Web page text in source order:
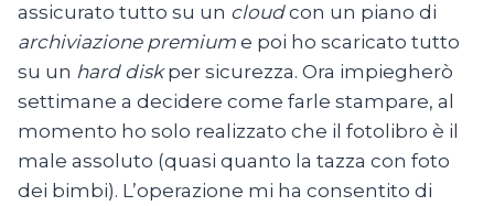
assicurato tutto su un cloudcon un piano di
archiviazione premium e poi ho scaricato tutto
su un hard diskper sicurezza. Ora impiegherò
settimane a decidere come farle stampare, al
momento ho solo realizzato che il fotolibro è il
male assoluto (quasi quanto la tazza con foto
dei bimbi). L’operazione mi ha consentito di